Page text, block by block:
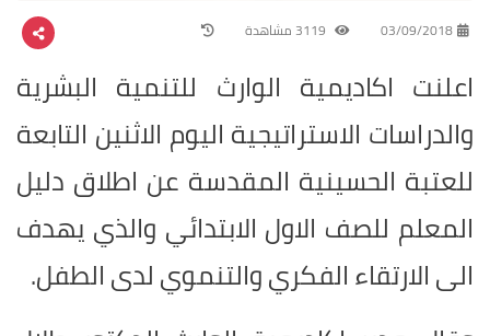
03/09/2018
اعلنت اكاديمية الوارث للتنمية البشرية
والدراسات الاستراتيجية اليوم الاثنين التابعة
للعتبة الحسينية المقدسة عن اطلاق دليل
المعلم للصف الاول الابتدائي والذي يهدف
الى الارتقاء الفكري والتنموي لدى الطفل.